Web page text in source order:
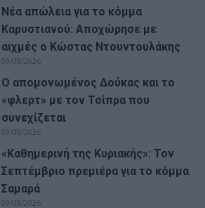
Νέα απώλεια για το κόμμα
Καρυστιανού: Αποχώρησε με
αιχμές ο Κώστας Ντουντουλάκης
09/08/2026
Ο απομονωμένος Δούκας και το
«φλερτ» με τον Τσίπρα που
συνεχίζεται
09/08/2026
«Καθημερινή της Κυριακής»: Τον
Σεπτέμβριο πρεμιέρα για το κόμμα
Σαμαρά
09/08/2026